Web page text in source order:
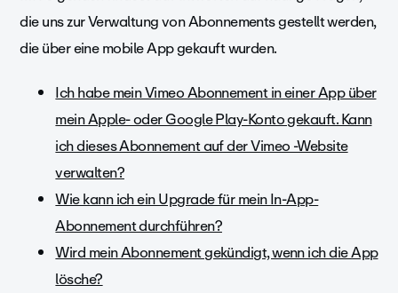
die uns zur Verwaltung von Abonnements gestellt werden,
die über eine mobile App gekauft wurden.
Ich habe mein Vimeo Abonnement in einer App über
mein Apple- oder Google Play-Konto gekauft. Kann
ich dieses Abonnement auf der Vimeo -Website
verwalten?
Wie kann ich ein Upgrade für mein In-App-
Abonnement durchführen?
Wird mein Abonnement gekündigt, wenn ich die App
lösche?